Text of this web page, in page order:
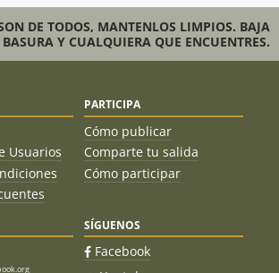
DE TODOS, MANTENLOS LIMPIOS. BAJA
Y CUALQUIERA QUE ENCUENTRES.
Usuarios
PARTICIPA
Cómo publicar
Comparte tu salida
Cómo participar
SÍGUENOS
Facebook